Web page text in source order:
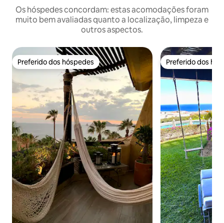
Os hóspedes concordam: estas acomodações foram
muito bem avaliadas quanto a localização, limpeza e
outros aspectos.
Preferido dos hóspedes
Preferido dos hóspedes Preferido dos
Preferido dos